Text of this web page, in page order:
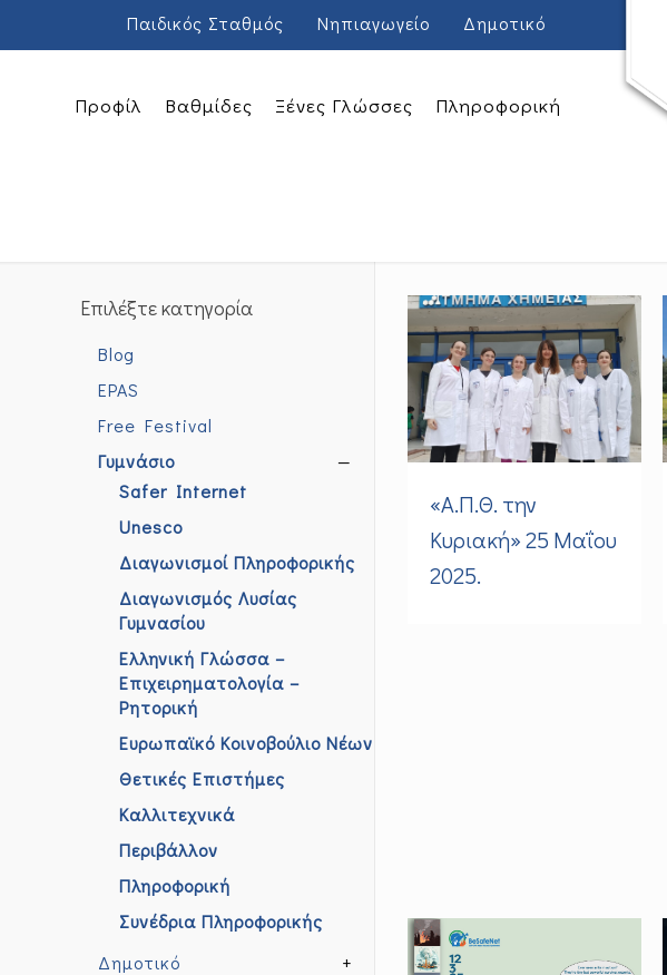
Παιδικός Σταθμός Νηπιαγωγείο Δημοτικό
Προφίλ Βαθμίδες Ξένες Γλώσσες Πληροφορική
«Α.Π.Θ. την
Κυριακή» 25 Μαΐου
2025.
Επιλέξτε κατηγορία
Blog
EPAS
Free Festival
—
Γυμνάσιο
Safer Internet
Unesco
Διαγωνισμοί Πληροφορικής
Διαγωνισμός Λυσίας
Γυμνασίου
Ελληνική Γλώσσα –
Επιχειρηματολογία –
Ρητορική
Ευρωπαϊκό Κοινοβούλιο Νέων
Θετικές Επιστήμες
Καλλιτεχνικά
Περιβάλλον
Πληροφορική
Συνέδρια Πληροφορικής
+
Δημοτικό